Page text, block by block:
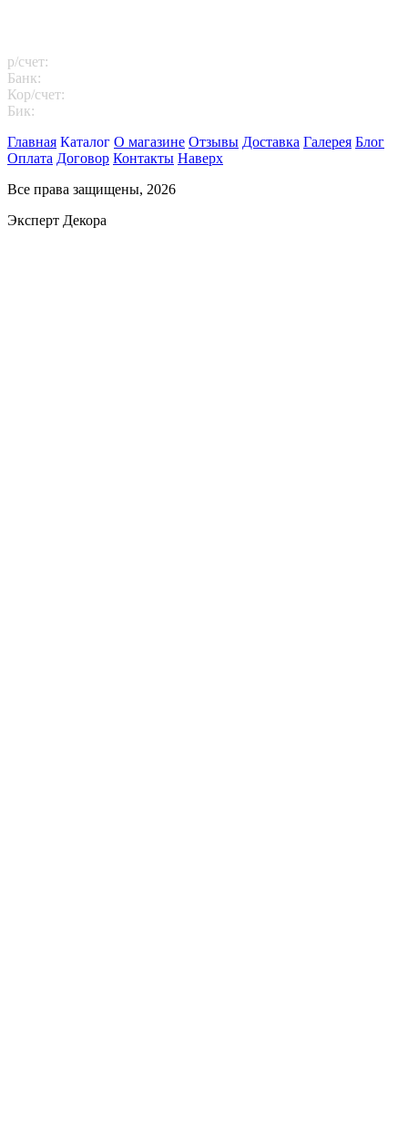
р/счет:
Банк:
Кор/счет:
Бик:
Главная Каталог О магазине Отзывы Доставка Галерея Блог
Оплата Договор Контакты Наверх
Все права защищены, 2026
Эксперт Декора